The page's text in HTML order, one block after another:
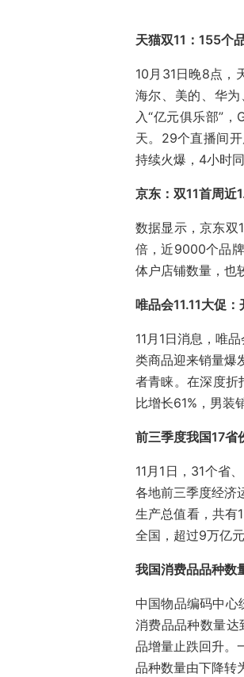
天猫双11：155个
10月31日晚8点，
海尔、美的、华
入“亿元俱乐部”
天。29个直播间
持续火爆，4小时
京东：双11首周近
数据显示，京东双
倍，近9000个品
体户店铺数量，也
唯品会11.11大促
11月1日消息，唯
类商品迎来销量爆
者青睐。在深度折
比增长61%，男装
前三季度我国17省
11月1日，31个省
各地前三季度经济
生产总值看，共有
全国，超过9万亿
我国消费品品种数
中国物品编码中心
消费品品种数量
品增量止跌回升。
品种数量由下降转